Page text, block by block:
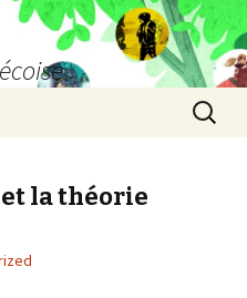
la théorie